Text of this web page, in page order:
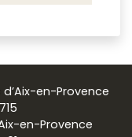
d’Aix-en-Provence
Aix-en-Provence